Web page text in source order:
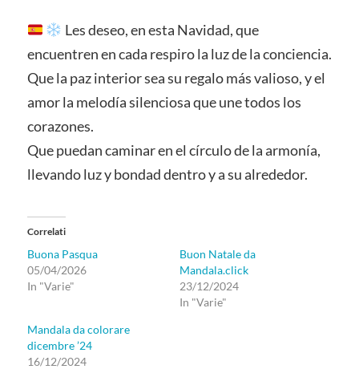
Les deseo, en esta Navidad, que
encuentren en cada respiro la luz de la conciencia.
Que la paz interior sea su regalo más valioso, y el
amor la melodía silenciosa que une todos los
corazones.
Que puedan caminar en el círculo de la armonía,
llevando luz y bondad dentro y a su alrededor.
Correlati
Buona Pasqua
05/04/2026
In "Varie"
Buon Natale da
Mandala.click
23/12/2024
In "Varie"
Mandala da colorare
dicembre ’24
16/12/2024